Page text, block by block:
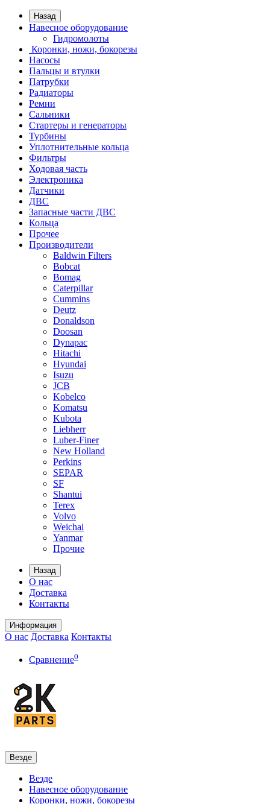
Назад
Навесное оборудование
Гидромолоты
Коронки, ножи, бокорезы
Насосы
Пальцы и втулки
Патрубки
Радиаторы
Ремни
Сальники
Стартеры и генераторы
Турбины
Уплотнительные кольца
Фильтры
Ходовая часть
Электроника
Датчики
ДВС
Запасные части ДВС
Кольца
Прочее
Производители
Baldwin Filters
Bobcat
Bomag
Caterpillar
Cummins
Deutz
Donaldson
Doosan
Dynapac
Hitachi
Hyundai
Isuzu
JCB
Kobelco
Komatsu
Kubota
Liebherr
Luber-Finer
New Holland
Perkins
SEPAR
SF
Shantui
Terex
Volvo
Weichai
Yanmar
Прочие
Назад
О нас
Доставка
Контакты
Информация
О нас Доставка Контакты
Сравнение0
Везде
Везде
Навесное оборудование
Коронки, ножи, бокорезы